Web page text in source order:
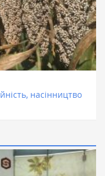
насінництво